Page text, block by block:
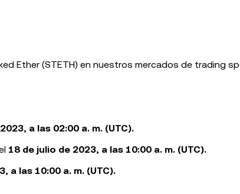
Ether (STETH) en nuestros mercados de trading
a las 02:00 a. m. (UTC).
18 de julio de 2023, a las 10:00 a. m. (UTC).
a las 10:00 a. m. (UTC).